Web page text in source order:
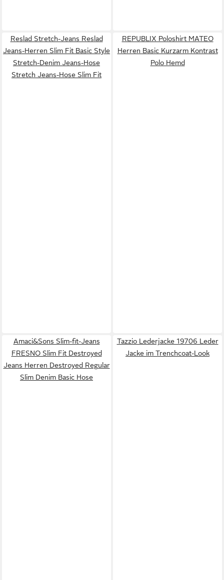
Reslad Stretch-Jeans Reslad
Jeans-Herren Slim Fit Basic Style
Stretch-Denim Jeans-Hose
Stretch Jeans-Hose Slim Fit
REPUBLIX Poloshirt MATEO
Herren Basic Kurzarm Kontrast
Polo Hemd
Amaci&Sons Slim-fit-Jeans
FRESNO Slim Fit Destroyed
Jeans Herren Destroyed Regular
Slim Denim Basic Hose
Tazzio Lederjacke 19706 Leder
Jacke im Trenchcoat-Look